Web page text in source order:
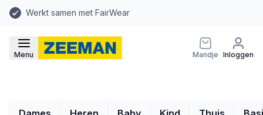
Werkt samen met FairWear
Menu Mandje Inloggen